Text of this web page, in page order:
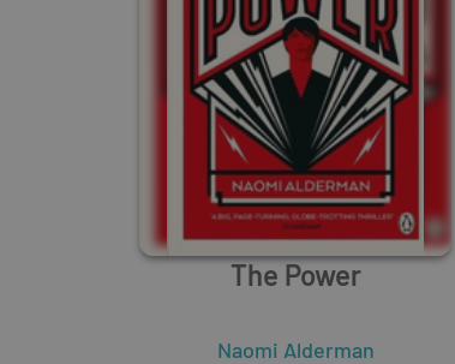
The Power
Naomi Alderman